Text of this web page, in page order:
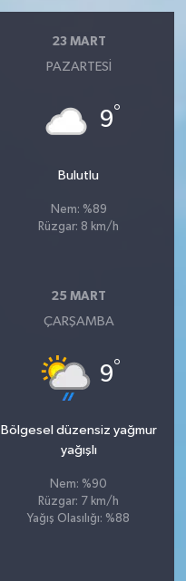
23 MART
PAZARTESI
9°
Bulutlu
Nem: %89
Rüzgar: 8 km/h
25 MART
ÇARŞAMBA
9°
Bölgesel düzensiz yağmur
yağışlı
Nem: %90
Rüzgar: 7 km/h
Yağış Olasılığı: %88